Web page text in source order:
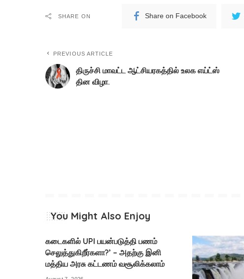
SHARE ON Share on Facebook
PREVIOUS ARTICLE
திருச்சி மாவட்ட ஆட்சியரகத்தில் உலக எய்ட்ஸ்
தின விழா.
You Might Also Enjoy
கடைகளில் UPI பயன்படுத்தி பணம்
செலுத்துகிறீர்களா?’ – அதற்கு இனி
மத்திய அரசு கட்டணம் வசூலிக்கலாம்